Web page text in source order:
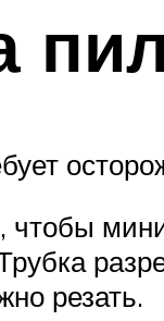
чтобы
резать.